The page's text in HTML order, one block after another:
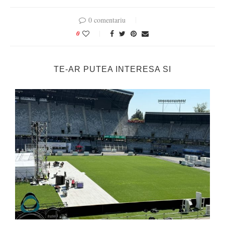
0 comentariu
0
TE-AR PUTEA INTERESA SI